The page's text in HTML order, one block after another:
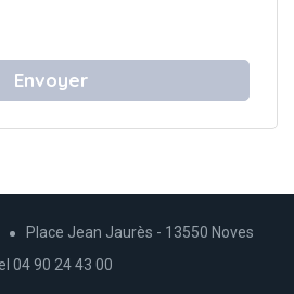
Place Jean Jaurès - 13550 Noves
04 90 24 43 00